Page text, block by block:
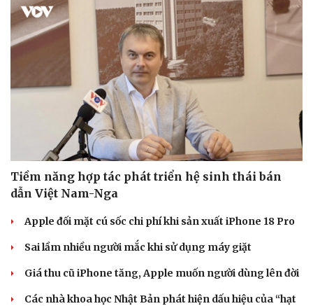
Văn hóa
Sân khấu - Điện ảnh
Văn học
Âm nhạc
Giải trí
Sao Việt
Tiềm năng hợp tác phát triển hệ sinh thái bán
dẫn Việt Nam-Nga
Apple đối mặt cú sốc chi phí khi sản xuất iPhone 18 Pro
Sai lầm nhiều người mắc khi sử dụng máy giặt
Giá thu cũ iPhone tăng, Apple muốn người dùng lên đời
Các nhà khoa học Nhật Bản phát hiện dấu hiệu của “hạt